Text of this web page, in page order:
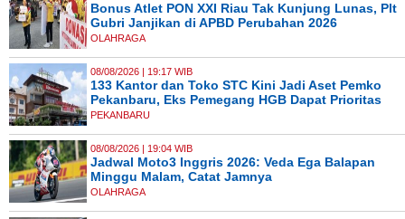
Bonus Atlet PON XXI Riau Tak Kunjung Lunas, Plt
Gubri Janjikan di APBD Perubahan 2026
OLAHRAGA
08/08/2026 | 19:17 WIB
133 Kantor dan Toko STC Kini Jadi Aset Pemko
Pekanbaru, Eks Pemegang HGB Dapat Prioritas
PEKANBARU
08/08/2026 | 19:04 WIB
Jadwal Moto3 Inggris 2026: Veda Ega Balapan
Minggu Malam, Catat Jamnya
OLAHRAGA